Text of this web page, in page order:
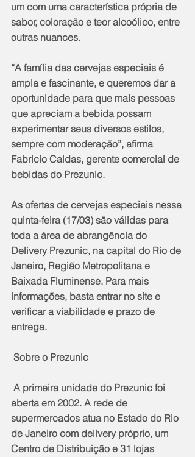
um com uma característica própria de
sabor, coloração e teor alcoólico, entre
outras nuances.
“A família das cervejas especiais é
ampla e fascinante, e queremos dar a
oportunidade para que mais pessoas
que apreciam a bebida possam
experimentar seus diversos estilos,
sempre com moderação”, afirma
Fabricio Caldas, gerente comercial de
bebidas do Prezunic.
As ofertas de cervejas especiais nessa
quinta-feira (17/03) são válidas para
toda a área de abrangência do
Delivery Prezunic, na capital do Rio de
Janeiro, Região Metropolitana e
Baixada Fluminense. Para mais
informações, basta entrar no site e
verificar a viabilidade e prazo de
entrega.
Sobre o Prezunic
aberta em 2002. A rede de
supermercados atua no Estado do Rio
de Janeiro com delivery próprio, um
Centro de Distribuição e 31 lojas